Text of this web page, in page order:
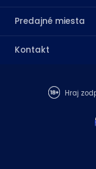
Predajné miesta
Kontakt
Hraj